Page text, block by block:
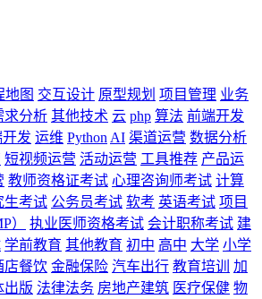
地图 交互设计 原型规划 项目管理 业务
求分析 其他技术 云 php 算法 前端开发
发 运维 Python AI 渠道运营 数据分析
短视频运营 活动运营 工具推荐 产品运
教师资格证考试 心理咨询师考试 计算
生考试 公务员考试 软考 英语考试 项目
）
执业医师资格考试 会计职称考试 建
学前教育 其他教育 初中 高中 大学 小学
店餐饮 金融保险 汽车出行 教育培训
加
出版 法律法务 房地产建筑 医疗保健 物